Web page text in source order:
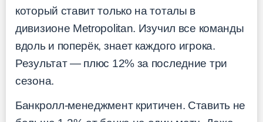
который ставит только на тоталы в
дивизионе Metropolitan. Изучил все команды
вдоль и поперёк, знает каждого игрока.
Результат — плюс 12% за последние три
сезона.
Банкролл-менеджмент критичен. Ставить не